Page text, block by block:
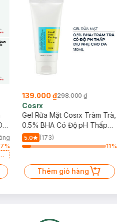
%
139.000 ₫298.000 ₫
Cosrx
Gel Rửa Mặt Cosrx Tràm Trà,
0.5% BHA Có Độ pH Thấp
150ml
5.0
(173)
11%
Thêm giỏ hàng